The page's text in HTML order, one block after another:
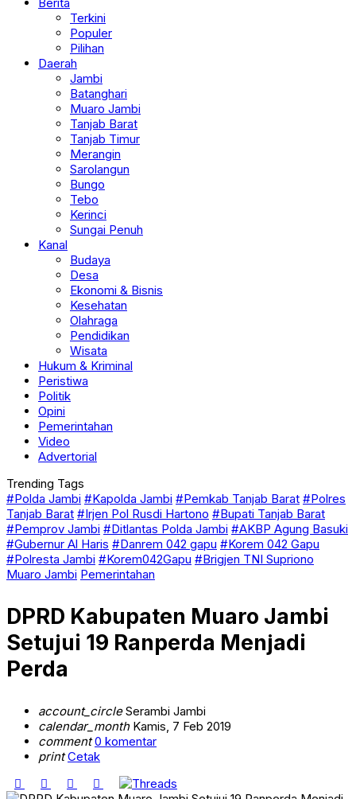
Terkini
Populer
Pilihan
Daerah
Jambi
Batanghari
Muaro Jambi
Tanjab Barat
Tanjab Timur
Merangin
Sarolangun
Bungo
Tebo
Kerinci
Sungai Penuh
Kanal
Budaya
Desa
Ekonomi & Bisnis
Kesehatan
Olahraga
Pendidikan
Wisata
Hukum & Kriminal
Peristiwa
Politik
Opini
Pemerintahan
Video
Advertorial
Trending Tags
#Polda Jambi #Kapolda Jambi #Pemkab Tanjab Barat #Polres
Tanjab Barat #Irjen Pol Rusdi Hartono #Bupati Tanjab Barat
#Pemprov Jambi #Ditlantas Polda Jambi #AKBP Agung Basuki
#Gubernur Al Haris #Danrem 042 gapu #Korem 042 Gapu
#Polresta Jambi #Korem042Gapu #Brigjen TNI Supriono
Muaro Jambi Pemerintahan
DPRD Kabupaten Muaro Jambi
Setujui 19 Ranperda Menjadi
Perda
account_circleSerambi Jambi
calendar_monthKamis, 7 Feb 2019
comment 0 komentar
print Cetak